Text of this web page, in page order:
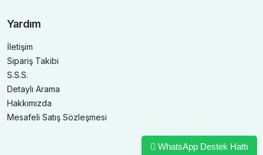
Yardım
İletişim
Sipariş Takibi
S.S.S.
Detaylı Arama
Hakkımızda
Mesafeli Satış Sözleşmesi
WhatsApp Destek Hattı